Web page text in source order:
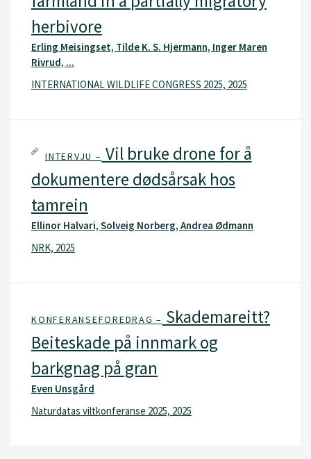
herbivore
Erling Meisingset, Tilde K. S. Hjermann, Inger Maren
Rivrud, ...
INTERNATIONAL WILDLIFE CONGRESS 2025, 2025
INTERVJU – Vil bruke drone for å
dokumentere dødsårsak hos
tamrein
Ellinor Halvari, Solveig Norberg, Andrea Ødmann
NRK, 2025
KONFERANSEFOREDRAG – Skademareitt?
Beiteskade på innmark og
barkgnag på gran
Even Unsgård
Naturdatas viltkonferanse 2025, 2025